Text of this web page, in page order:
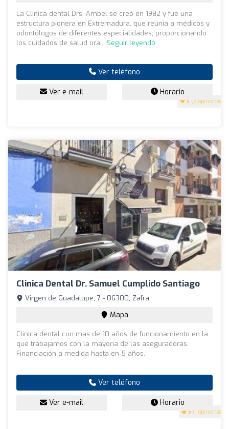
5 (5 opiniones)
La Clínica dental Drs. Ambel se creó en 1982 y fue una
estructura pionera en Extremadura, que reunía a médicos y
odontólogos de diferentes especialidades, proporcionando
los cuidados de salud ora... Seguir leyendo
Ver teléfono
Ver e-mail Horario
Clinica Dental Dr. Samuel Cumplido Santiago
5 (1 opiniones)
Virgen de Guadalupe, 7 - 06300, Zafra
Mapa
Clinica dental con mas de 10 años de funcionamiento en la
que trabajamos con la mayoria de las aseguradoras.
Financiación a medida hasta en 5 años.
Ver teléfono
Ver e-mail Horario